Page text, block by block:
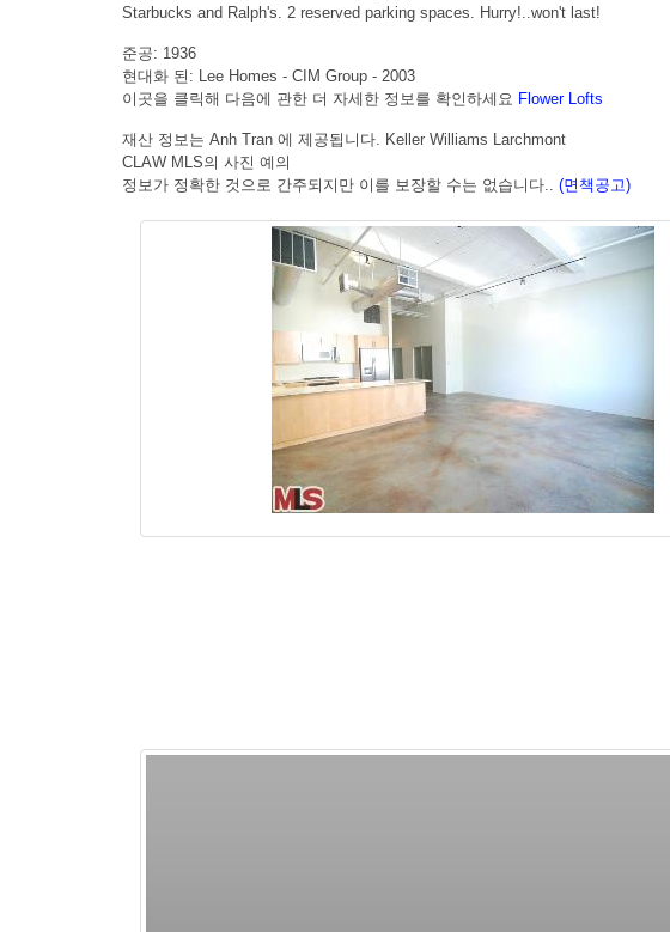
Starbucks and Ralph's. 2 reserved parking spaces. Hurry!..won't last!
준공: 1936
현대화 된: Lee Homes - CIM Group - 2003
이곳을 클릭해 다음에 관한 더 자세한 정보를 확인하세요 Flower Lofts
재산 정보는 Anh Tran 에 제공됩니다. Keller Williams Larchmont
CLAW MLS의 사진 예의
정보가 정확한 것으로 간주되지만 이를 보장할 수는 없습니다.. (면책공고)